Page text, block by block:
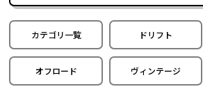
カテゴリ一覧 ドリフト
オフロード ヴィンテージ